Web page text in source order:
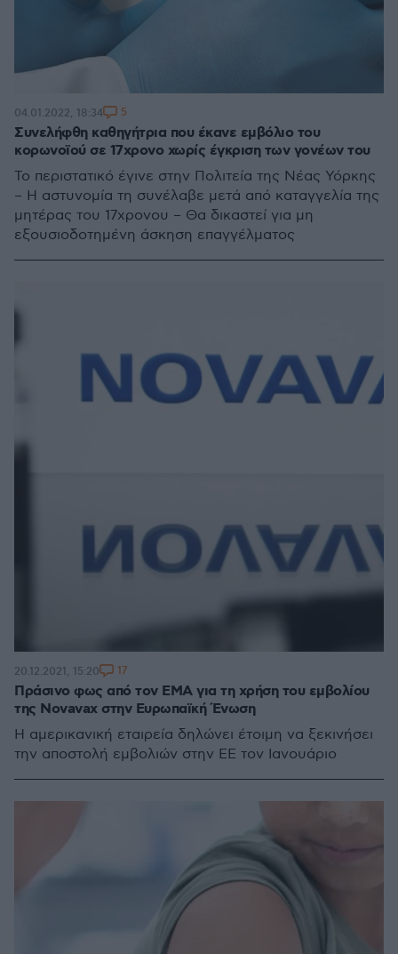
Συνελήφθη καθηγήτρια που έκανε εμβόλιο του
κορωνοϊού σε 17χρονο χωρίς έγκριση των γονέων του
Το περιστατικό έγινε στην Πολιτεία της Νέας Υόρκης
– Η αστυνομία τη συνέλαβε μετά από καταγγελία της
μητέρας του 17χρονου – Θα δικαστεί για μη
εξουσιοδοτημένη άσκηση επαγγέλματος
04.01.2022, 18:34 5
Πράσινο φως από τον ΕΜΑ για τη χρήση του εμβολίου
της Novavax στην Ευρωπαϊκή Ένωση
Η αμερικανική εταιρεία δηλώνει έτοιμη να ξεκινήσει
την αποστολή εμβολιών στην ΕΕ τον Ιανουάριο
20.12.2021, 15:20 17